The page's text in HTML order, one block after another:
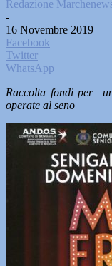
Redazione
-
16 Novembre 2019
Facebook
Twitter
WhatsApp
Raccolta fondi per
operate al seno